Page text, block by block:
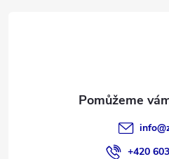
info@
+420